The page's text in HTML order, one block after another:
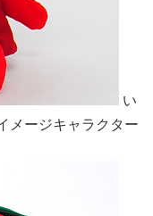
い
メージキャラクター